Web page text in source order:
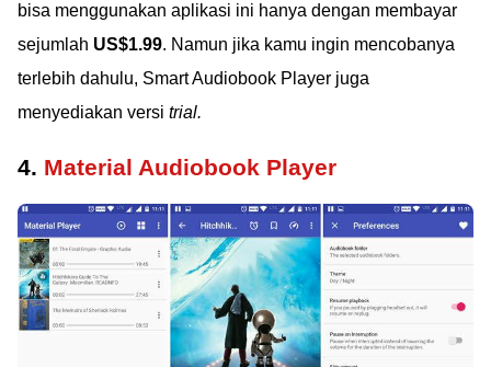
bisa menggunakan aplikasi ini hanya dengan membayar
sejumlah US$1.99. Namun jika kamu ingin mencobanya
terlebih dahulu, Smart Audiobook Player juga
menyediakan versi trial.
4. Material Audiobook Player